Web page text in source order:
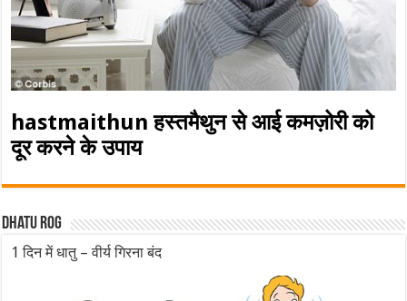
hastmaithun हस्तमैथुन से आई कमज़ोरी को
दूर करने के उपाय
Dhatu rog
1 दिन में धातु – वीर्य गिरना बंद